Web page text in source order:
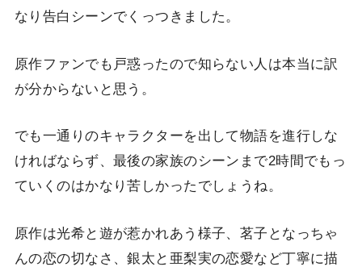
なり告白シーンでくっつきました。
原作ファンでも戸惑ったので知らない人は本当に訳
が分からないと思う。
でも一通りのキャラクターを出して物語を進行しな
ければならず、最後の家族のシーンまで2時間でもっ
ていくのはかなり苦しかったでしょうね。
原作は光希と遊が惹かれあう様子、茗子となっちゃ
んの恋の切なさ、銀太と亜梨実の恋愛など丁寧に描